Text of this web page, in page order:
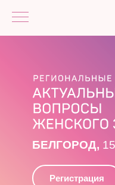
БЕЛГОРОД,
Регистрация